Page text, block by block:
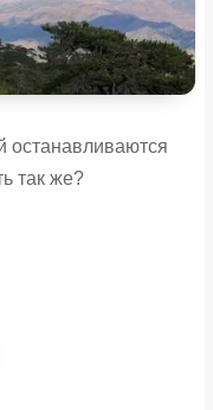
останавливаются
так же?